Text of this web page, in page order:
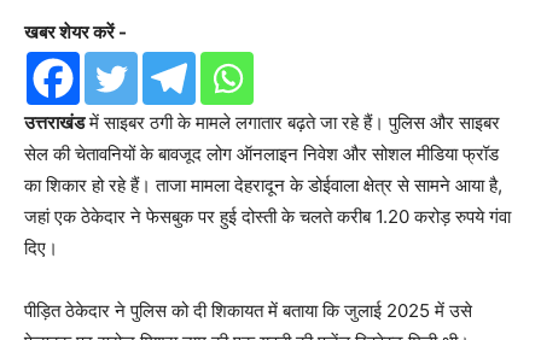
खबर शेयर करें -
उत्तराखंडमें साइबर ठगी के मामले लगातार बढ़ते जा रहे हैं। पुलिस और साइबर
सेल की चेतावनियों के बावजूद लोग ऑनलाइन निवेश और सोशल मीडिया फ्रॉड
का शिकार हो रहे हैं। ताजा मामला देहरादून के डोईवाला क्षेत्र से सामने आया है,
जहां एक ठेकेदार ने फेसबुक पर हुई दोस्ती के चलते करीब 1.20 करोड़ रुपये गंवा
दिए।
पीड़ित ठेकेदार ने पुलिस को दी शिकायत में बताया कि जुलाई 2025 में उसे